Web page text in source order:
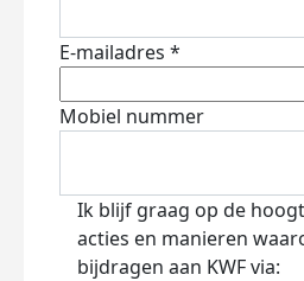
E-mailadres *
Mobiel nummer
Ik blijf graag op de
acties en manieren
bijdragen aan KWF via: